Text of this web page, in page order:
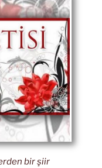
bir şiir